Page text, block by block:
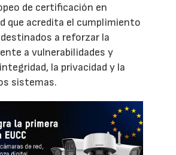
de certificación en
que acredita el cumplimiento
a reforzar la
a vulnerabilidades y
la privacidad y la
sistemas.